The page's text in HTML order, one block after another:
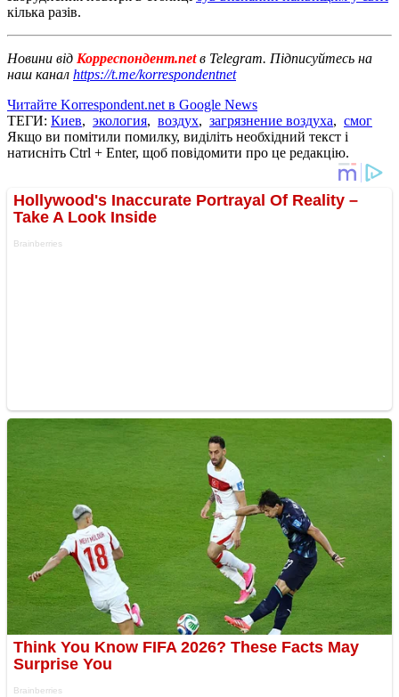
кілька разів.
Новини від Корреспондент.netв Telegram. Підписуйтесь на
наш канал https://t.me/korrespondentnet
Читайте Korrespondent.net в Google News
ТЕГИ: Киев, экология, воздух, загрязнение воздуха, смог
Якщо ви помітили помилку, виділіть необхідний текст і
натисніть Ctrl + Enter, щоб повідомити про це редакцію.